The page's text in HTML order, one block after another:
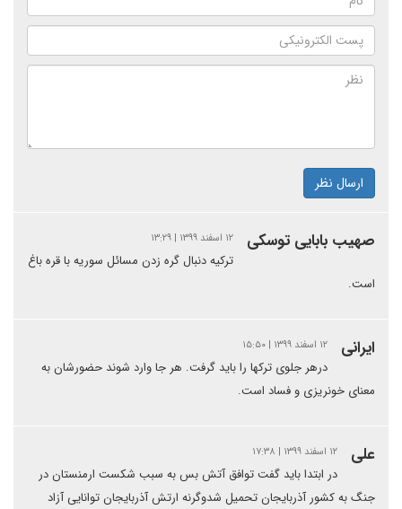
ارسال نظر
صهیب بابایی توسکی ۱۲ اسفند ۱۳۹۹ | ۱۳:۲۹
ترکیه دنبال گره زدن مسائل سوریه با قره باغ
است.
ایرانی ۱۲ اسفند ۱۳۹۹ | ۱۵:۵۰
درهر جلوی ترکها را باید گرفت. هر جا وارد شوند حضورشان به
معنای خونریزی و فساد است.
علی ۱۲ اسفند ۱۳۹۹ | ۱۷:۳۸
در ابتدا باید گفت توافق آتش بس به سبب شکست ارمنستان در
جنگ به کشور آذربایجان تحمیل شدوگرنه ارتش آذربایجان توانایی آزاد